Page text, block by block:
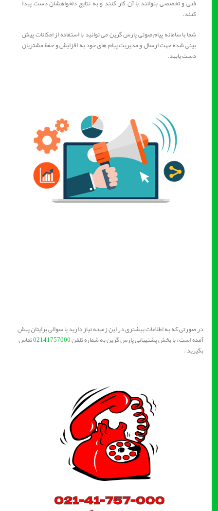
فنی و تخصصی بتوانند با آن کار کنند و به نتایج دلخواهشان دست پیدا
کنند.
شما با سامانه پیام صوتی پارس گرین می توانید با استفاده از امکانات پیش
بینی شده جهت ارسال و مدیریت پیام های خود به افزایش و حفظ مشتریان
دست یابید.
در صورتی که به اطلاعات بیشتری در این زمینه نیاز دارید یا سوالی برایتان پیش
آمده است ، با بخش پشتیبانی پارس گرین به شماره تلفن02141757000تماس
بگیرید .